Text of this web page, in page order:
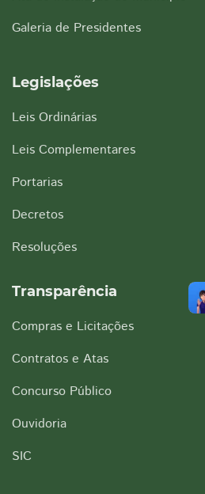
Galeria de Presidentes
Legislações
Leis Ordinárias
Leis Complementares
Portarias
Decretos
Resoluções
Transparência
Compras e Licitações
Contratos e Atas
Concurso Público
Ouvidoria
SIC